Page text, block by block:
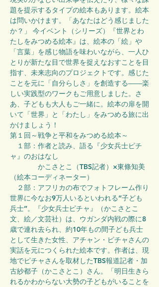
題を提示するタイプの絵本もあります。絵本
は問いかけます。「あなたはどう感じました
か？」 今イベント（シリーズ）『世界とわ
たしをみつめる絵本』は、絵本の「絵」や
「言葉」を感じ物語を味わいながら、一人ひ
とりが新たな目で世界を捉えなおすことを目
指す、未来志向のプロジェクトです。感じた
ことを元に「自分らしさ」を創造する――楽
しい実践型のワークもご用意しました。さ
あ、子どもも大人もご一緒に。絵本の扉を開
いて「世界」と「わたし」をみつめる旅に出
かけましょう！
第１回～戦争と平和をみつめる絵本～
１部：作者と読み、語る『少女兵士ピチ
ャ』のおはなし
かこさとこ（TBS記者）×東條知美
（絵本コーディネーター）
２部：アフリカの布でフォトフレーム作り
世界に今なお9万人いるといわれる“子ども
兵士”。『少女兵士ピチャ』（かこさとこ
文、絵／文芸社）は、ウガンダ内戦の際に8
歳で連れ去られ、約10年もの間子ども兵士
として生きた女性、アチャン・ピチャさんの
実話を元につくられた絵本です。作者は、現
地でピチャさんを取材したTBS報道記者・加
古紗都子（かこさとこ）さん。「明日生きら
れるかわからない大勢の子どもがいることを